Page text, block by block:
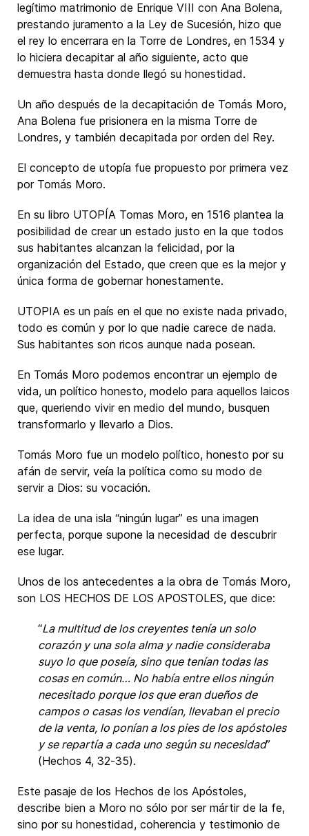
legítimo matrimonio de Enrique VIII con Ana Bolena,
prestando juramento a la Ley de Sucesión, hizo que
el rey lo encerrara en la Torre de Londres, en 1534 y
lo hiciera decapitar al año siguiente, acto que
demuestra hasta donde llegó su honestidad.
Un año después de la decapitación de Tomás Moro,
Ana Bolena fue prisionera en la misma Torre de
Londres, y también decapitada por orden del Rey.
El concepto de utopía fue propuesto por primera vez
por Tomás Moro.
En su libro UTOPÍA Tomas Moro, en 1516 plantea la
posibilidad de crear un estado justo en la que todos
sus habitantes alcanzan la felicidad, por la
organización del Estado, que creen que es la mejor y
única forma de gobernar honestamente.
UTOPIA es un país en el que no existe nada privado,
todo es común y por lo que nadie carece de nada.
Sus habitantes son ricos aunque nada posean.
En Tomás Moro podemos encontrar un ejemplo de
vida, un político honesto, modelo para aquellos laicos
que, queriendo vivir en medio del mundo, busquen
transformarlo y llevarlo a Dios.
Tomás Moro fue un modelo político, honesto por su
afán de servir, veía la política como su modo de
servir a Dios: su vocación.
La idea de una isla “ningún lugar” es una imagen
perfecta, porque supone la necesidad de descubrir
ese lugar.
Unos de los antecedentes a la obra de Tomás Moro,
son LOS HECHOS DE LOS APOSTOLES, que dice:
“La multitud de los creyentes tenía un solo
corazón y una sola alma y nadie consideraba
suyo lo que poseía, sino que tenían todas las
cosas en común… No había entre ellos ningún
necesitado porque los que eran dueños de
campos o casas los vendían, llevaban el precio
de la venta, lo ponían a los pies de los apóstoles
y se repartía a cada uno según su necesidad”
(Hechos 4, 32-35).
Este pasaje de los Hechos de los Apóstoles,
describe bien a Moro no sólo por ser mártir de la fe,
sino por su honestidad, coherencia y testimonio de